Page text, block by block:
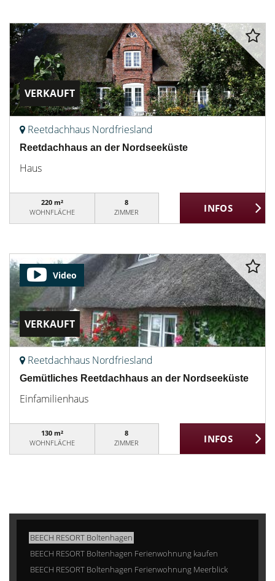
VERKAUFT
Reetdachhaus Nordfriesland
Reetdachhaus an der Nordseeküste
Haus
220 m²
WOHNFLÄCHE
8
ZIMMER
VERKAUFT
Video
Reetdachhaus Nordfriesland
Gemütliches Reetdachhaus an der Nordseeküste
Einfamilienhaus
130 m²
WOHNFLÄCHE
8
ZIMMER
BEECH RESORT Boltenhagen
BEECH RESORT Boltenhagen Ferienwohnung kaufen
BEECH RESORT Boltenhagen Ferienwohnung Meerblick